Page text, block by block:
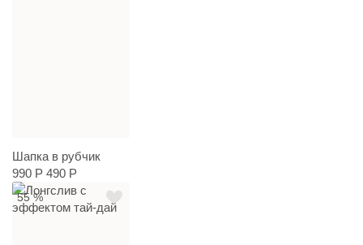
Шапка в рубчик
990 Р 490 Р
55 %